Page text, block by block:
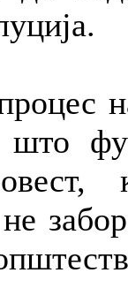
што